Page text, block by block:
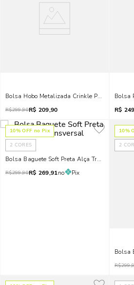
Bolsa Hobo Metalizada Crinkle Prata Alça
R$299,90R$ 209,90
Bolsa
R$
10% OFF no Pix
2 CORES
Bolsa Baguete Soft Preta Alça Transversal
R$299,90R$ 269,91no Pix
10%
2
Bolsa
R$